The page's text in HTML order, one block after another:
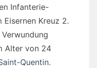
Infanterie-
Eisernen Kreuz 2.
Alter von 24
Quentin.